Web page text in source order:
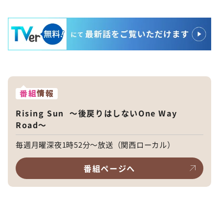
番組情報
Rising Sun 〜後戻りはしないOne Way
Road〜
毎週月曜深夜1時52分～放送（関西ローカル）
番組ページへ